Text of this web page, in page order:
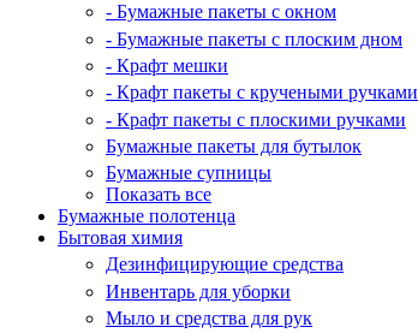
- Бумажные пакеты с окном
- Бумажные пакеты с плоским дном
- Крафт мешки
- Крафт пакеты с кручеными ручками
- Крафт пакеты с плоскими ручками
Бумажные пакеты для бутылок
Бумажные супницы
Показать все
Бумажные полотенца
Бытовая химия
Дезинфицирующие средства
Инвентарь для уборки
Мыло и средства для рук